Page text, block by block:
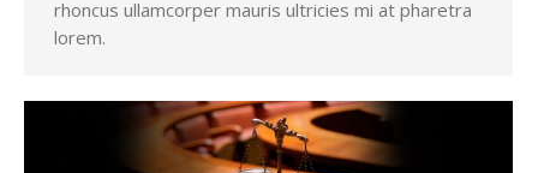
rhoncus ullamcorper mauris ultricies mi at pharetra
lorem.